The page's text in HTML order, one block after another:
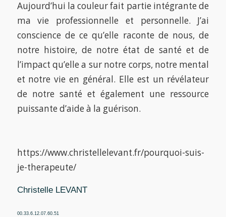
Aujourd’hui la couleur fait partie intégrante de
ma vie professionnelle et personnelle. J’ai
conscience de ce qu’elle raconte de nous, de
notre histoire, de notre état de santé et de
l’impact qu’elle a sur notre corps, notre mental
et notre vie en général. Elle est un révélateur
de notre santé et également une ressource
puissante d’aide à la guérison.
https://www.christellelevant.fr/pourquoi-suis-
je-therapeute/
Christelle LEVANT
00.33.6.12.07.60.51